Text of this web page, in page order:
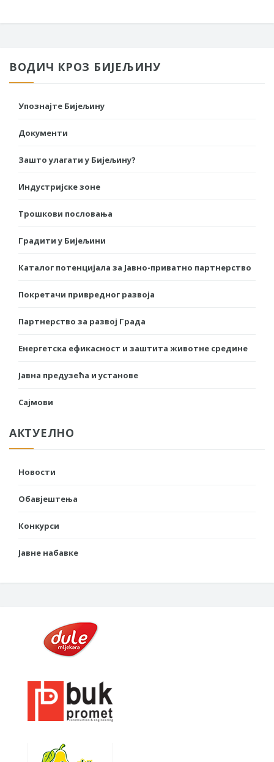
ВОДИЧ КРОЗ БИЈЕЉИНУ
Упознајте Бијељину
Документи
Зашто улагати у Бијељину?
Индустријске зоне
Трошкови пословања
Градити у Бијељини
Каталог потенцијала за Јавно-приватно партнерство
Покретачи привредног развоја
Партнерство за развој Града
Енергетска ефикасност и заштита животне средине
Јавна предузећа и установе
Сајмови
АКТУЕЛНО
Новости
Обавјештења
Конкурси
Јавне набавке